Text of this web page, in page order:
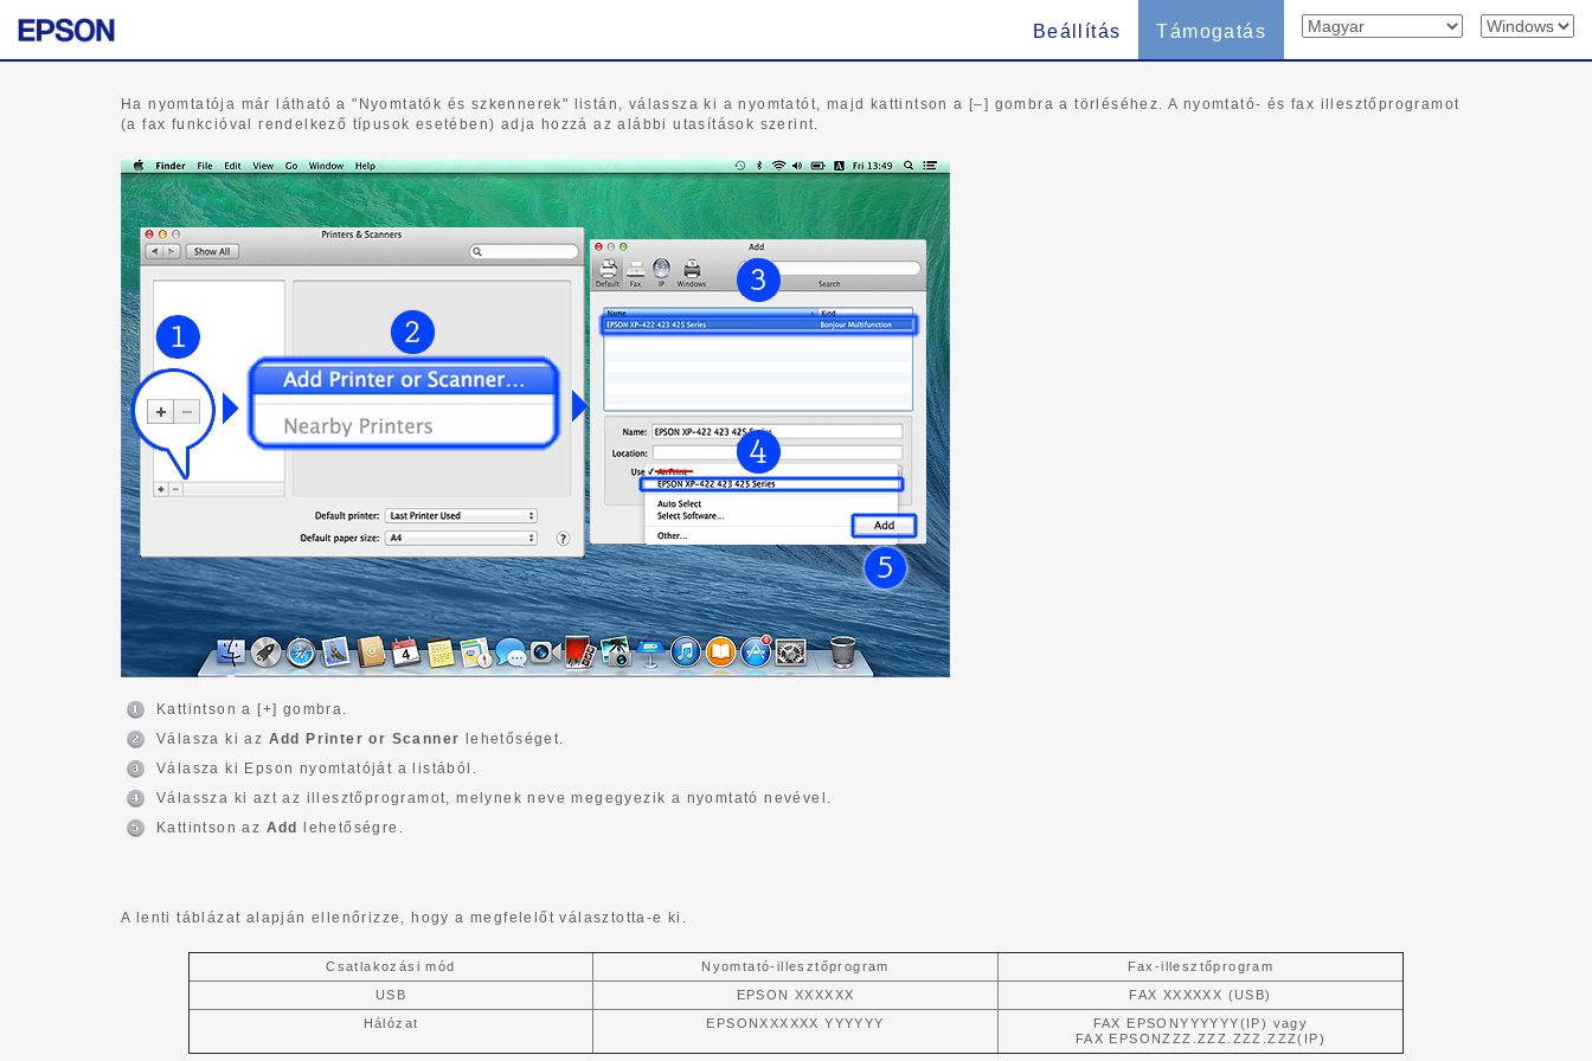
Beállítás Támogatás
Ha nyomtatója már látható a "Nyomtatók és szkennerek" listán, válassza ki a nyomtatót, majd kattintson a [–] gombra a törléséhez. A nyomtató- és fax illesztőprogramot
(a fax funkcióval rendelkező típusok esetében) adja hozzá az alábbi utasítások szerint.
Kattintson a [+] gombra.
Válasza ki az Add Printer or Scanner
lehetőséget.
Válasza ki Epson nyomtatóját a listából.
Válassza ki azt az illesztőprogramot, melynek neve megegyezik a nyomtató nevével.
Kattintson az Add lehetőségre.
A lenti táblázat alapján ellenőrizze, hogy a megfelelőt választotta-e ki.
Csatlakozási mód Nyomtató-illesztőprogram
Fax-illesztőprogram
USB
EPSON XXXXXX
FAX XXXXXX (USB)
Hálózat
EPSONXXXXXX YYYYYY
FAX EPSONYYYYYY(IP) vagy
FAX EPSONZZZ.ZZZ.ZZZ.ZZZ(IP)